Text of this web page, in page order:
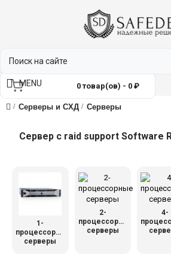
0 товар(ов) - 0 ₽
MENU
Серверы и СХД Серверы
Сервер с raid support Software
1-
процессорные
серверы
2-
процессорные
серверы
4-